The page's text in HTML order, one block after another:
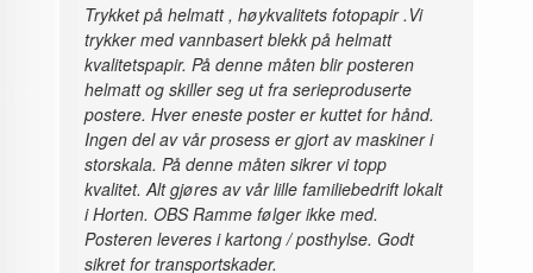
Trykket på helmatt , høykvalitets fotopapir.Vi
trykker med vannbasert blekk på helmatt
kvalitetspapir. På denne måten blir posteren
helmatt og skiller seg ut fra serieproduserte
postere. Hver eneste poster er kuttet for hånd.
Ingen del av vår prosess er gjort av maskiner i
storskala. På denne måten sikrer vi topp
kvalitet. Alt gjøres av vår lille familiebedrift lokalt
i Horten. OBS Ramme følger ikke med.
Posteren leveres i kartong / posthylse. Godt
sikret for transportskader.